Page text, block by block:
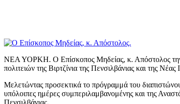
ΝΕΑ ΥΟΡΚΗ. Ο Επίσκοπος Μηδείας, κ. Απόστολος την
πολιτειών της Βιρτζίνια της Πενσιλβάνιας και της Νέας
Μελετώντας προσεκτικά το πρόγραμμά του
υπόλοιπες ημέρες συμπεριλαμβανομένης και της
Πενσιλβάνιας.